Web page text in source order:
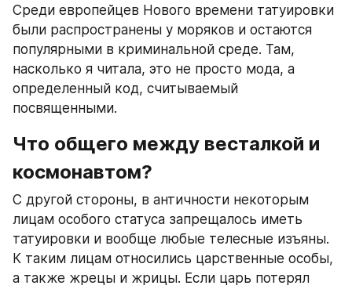
Среди европейцев Нового времени татуировки
были распространены у моряков и остаются
популярными в криминальной среде. Там,
насколько я читала, это не просто мода, а
определенный код, считываемый
посвященными.
Что общего между весталкой и
космонавтом?
С другой стороны, в античности некоторым
лицам особого статуса запрещалось иметь
татуировки и вообще любые телесные изъяны.
К таким лицам относились царственные особы,
а также жрецы и жрицы. Если царь потерял